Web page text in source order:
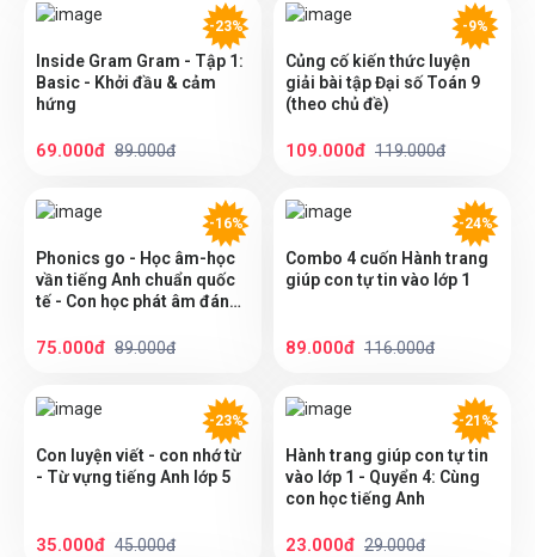
-23%
Inside Gram Gram - Tập 1:
Basic - Khởi đầu & cảm
hứng
69.000đ 89.000đ
-9%
Củng cố kiến thức luyện
giải bài tập Đại số Toán 9
(theo chủ đề)
109.000đ 119.000đ
-16%
Phonics go - Học âm-học
vần tiếng Anh chuẩn quốc
tế - Con học phát âm đánh
75.000đ 89.000đ
-24%
Combo 4 cuốn Hành trang
giúp con tự tin vào lớp 1
89.000đ 116.000đ
-23%
Con luyện viết - con nhớ từ
- Từ vựng tiếng Anh lớp 5
35.000đ 45.000đ
-21%
Hành trang giúp con tự tin
vào lớp 1 - Quyển 4: Cùng
con học tiếng Anh
23.000đ 29.000đ